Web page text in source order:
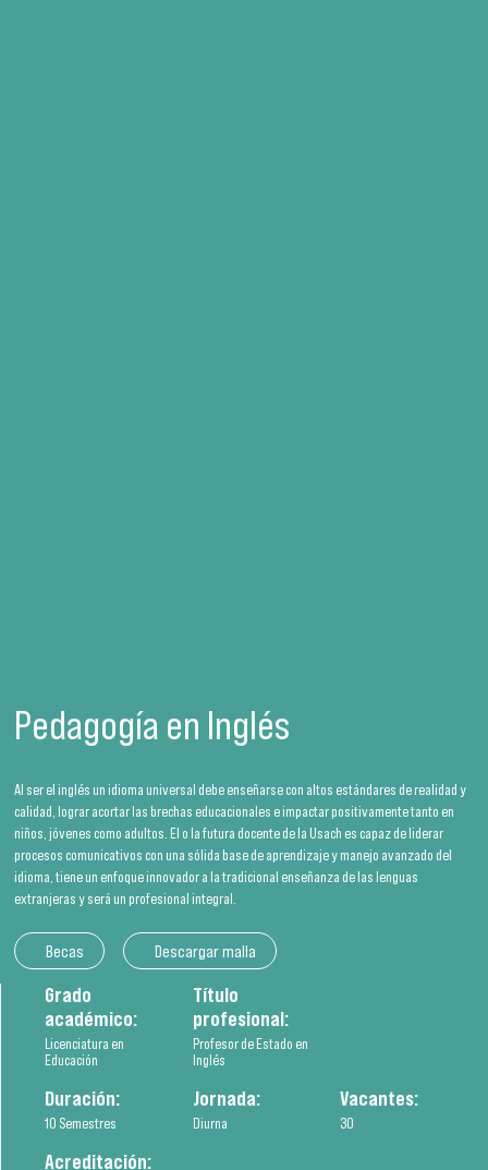
Pedagogía en Inglés
Al ser el inglés un idioma universal debe enseñarse con altos estándares de realidad y
calidad, lograr acortar las brechas educacionales e impactar positivamente tanto en
niños, jóvenes como adultos. El o la futura docente de la Usach es capaz de liderar
procesos comunicativos con una sólida base de aprendizaje y manejo avanzado del
idioma, tiene un enfoque innovador a la tradicional enseñanza de las lenguas
extranjeras y será un profesional integral.
Becas Descargar malla
Grado
académico:
Licenciatura en
Educación
Título
profesional:
Profesor de Estado en
Inglés
Duración:
10 Semestres
Jornada:
Diurna
Vacantes:
30
Acreditación: